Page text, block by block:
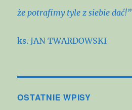
że potrafimy tylez siebie dać!”
ks. JAN TWARDOWSKI
OSTATNIE WPISY